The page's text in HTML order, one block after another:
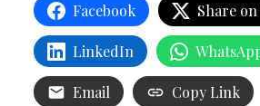
Facebook Share on
LinkedIn
Email Copy Link